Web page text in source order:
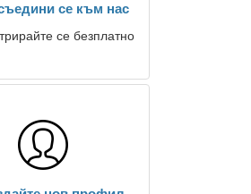
се към нас
се безплатно